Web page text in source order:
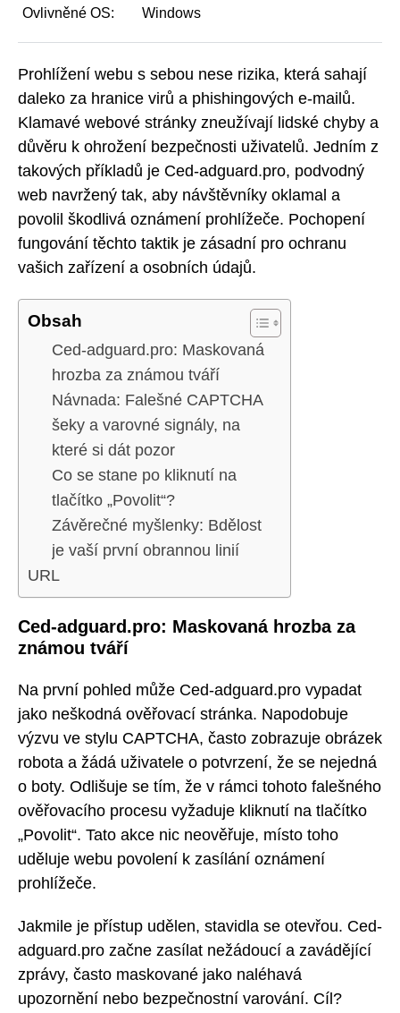
Ovlivněné OS:
Windows
Prohlížení webu s sebou nese rizika, která sahají
daleko za hranice virů a phishingových e-mailů.
Klamavé webové stránky zneužívají lidské chyby a
důvěru k ohrožení bezpečnosti uživatelů. Jedním z
takových příkladů je Ced-adguard.pro, podvodný
web navržený tak, aby návštěvníky oklamal a
povolil škodlivá oznámení prohlížeče. Pochopení
fungování těchto taktik je zásadní pro ochranu
vašich zařízení a osobních údajů.
Obsah
Ced-adguard.pro: Maskovaná
hrozba za známou tváří
Návnada: Falešné CAPTCHA
šeky a varovné signály, na
které si dát pozor
Co se stane po kliknutí na
tlačítko „Povolit“?
Závěrečné myšlenky: Bdělost
je vaší první obrannou linií
URL
Ced-adguard.pro: Maskovaná hrozba za
známou tváří
Na první pohled může Ced-adguard.pro vypadat
jako neškodná ověřovací stránka. Napodobuje
výzvu ve stylu CAPTCHA, často zobrazuje obrázek
robota a žádá uživatele o potvrzení, že se nejedná
o boty. Odlišuje se tím, že v rámci tohoto falešného
ověřovacího procesu vyžaduje kliknutí na tlačítko
„Povolit“. Tato akce nic neověřuje, místo toho
uděluje webu povolení k zasílání oznámení
prohlížeče.
Jakmile je přístup udělen, stavidla se otevřou. Ced-
adguard.pro začne zasílat nežádoucí a zavádějící
zprávy, často maskované jako naléhavá
upozornění nebo bezpečnostní varování. Cíl?